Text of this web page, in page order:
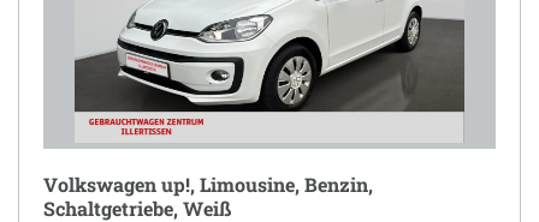
Volkswagen up!, Limousine, Benzin,
Schaltgetriebe, Weiß